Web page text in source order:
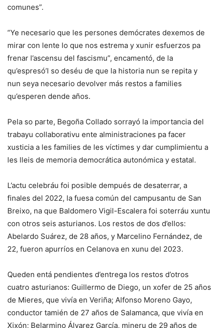
comunes”.
“Ye necesario que les persones demócrates dexemos de
mirar con lente lo que nos estrema y xunir esfuerzos pa
frenar l’ascensu del fascismu”, encamentó, de la
qu’espresó’l so deséu de que la historia nun se repita y
nun seya necesario devolver más restos a families
qu’esperen dende años.
Pela so parte, Begoña Collado sorrayó la importancia del
trabayu collaborativu ente alministraciones pa facer
xusticia a les families de les víctimes y dar cumplimientu a
les lleis de memoria democrática autonómica y estatal.
L’actu celebráu foi posible dempués de desaterrar, a
finales del 2022, la fuesa común del campusantu de San
Breixo, na que Baldomero Vigil-Escalera foi soterráu xuntu
con otros seis asturianos. Los restos de dos d’ellos:
Abelardo Suárez, de 28 años, y Marcelino Fernández, de
22, fueron apurríos en Celanova en xunu del 2023.
Queden entá pendientes d’entrega los restos d’otros
cuatro asturianos: Guillermo de Diego, un xofer de 25 años
de Mieres, que vivía en Veriña; Alfonso Moreno Gayo,
conductor tamién de 27 años de Salamanca, que vivía en
Xixón; Belarmino Álvarez García, mineru de 29 años de